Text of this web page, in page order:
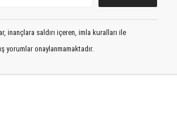
inançlara saldırı içeren, imla kuralları ile
yorumlar onaylanmamaktadır.